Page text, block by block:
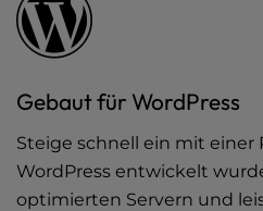
Gebaut für WordPress
Steige schnell ein mit einer
WordPress entwickelt
optimierten Servern und